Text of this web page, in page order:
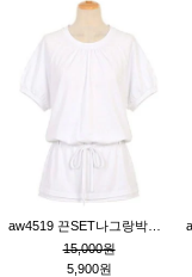
15,000원
5,900원